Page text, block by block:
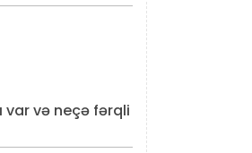
var və neçə fərqli